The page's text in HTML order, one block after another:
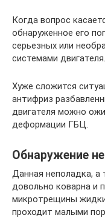
Когда вопрос
обнаруженное его
серьезных или
системами двигателя.
Хуже сложится
антифриз
двигателя можно
деформации ГБЦ.
Обнаружение
Данная неполадка, а
довольно коварна и
микротрещины
проходит малыми